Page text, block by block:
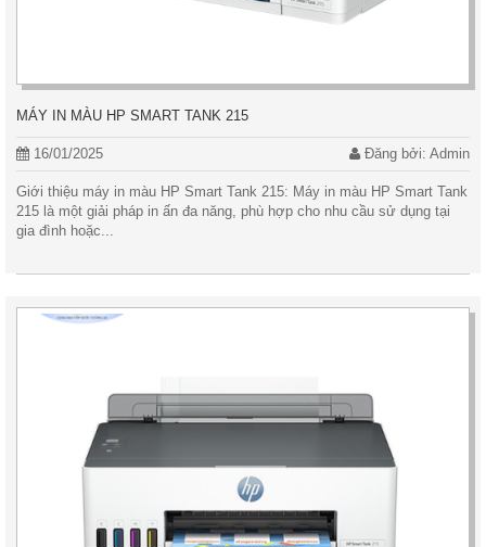
MÁY IN MÀU HP SMART TANK 215
16/01/2025 Đăng bởi: Admin
Giới thiệu máy in màu HP Smart Tank 215: Máy in màu HP Smart Tank
215 là một giải pháp in ấn đa năng, phù hợp cho nhu cầu sử dụng tại
gia đình hoặc...